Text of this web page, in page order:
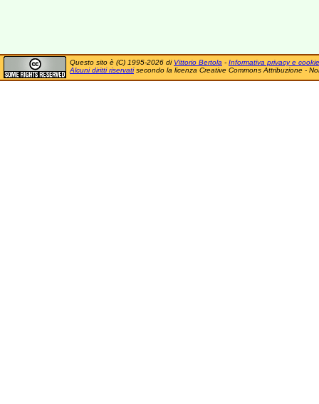
Questo sito è (C) 1995-2026 di Vittorio Bertola - Informativa privacy e cookie
Alcuni diritti riservatisecondo la licenza Creative Commons Attribuzione -